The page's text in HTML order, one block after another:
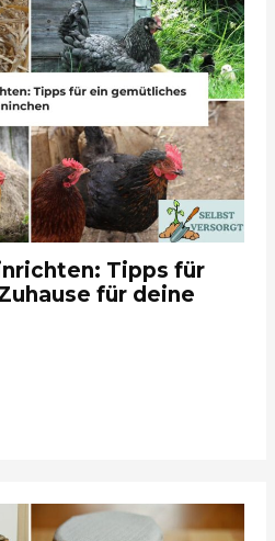
Tipps für
für deine